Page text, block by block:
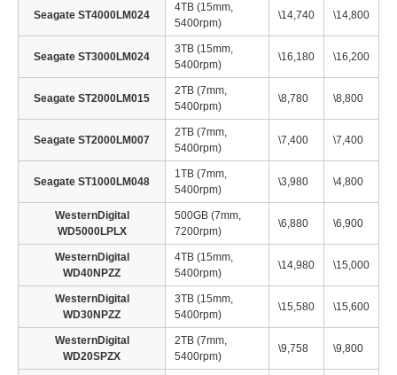
Seagate ST4000LM024
4TB (15mm,
5400rpm)
\14,740 \14,800
Seagate ST3000LM024
3TB (15mm,
5400rpm)
\16,180 \16,200
Seagate ST2000LM015
2TB (7mm,
5400rpm)
\8,780 \8,800
Seagate ST2000LM007
2TB (7mm,
5400rpm)
\7,400 \7,400
Seagate ST1000LM048
1TB (7mm,
5400rpm)
\3,980 \4,800
WesternDigital
WD5000LPLX
500GB (7mm,
7200rpm)
\6,880 \6,900
WesternDigital
WD40NPZZ
4TB (15mm,
5400rpm)
\14,980 \15,000
WesternDigital
WD30NPZZ
3TB (15mm,
5400rpm)
\15,580 \15,600
WesternDigital
WD20SPZX
2TB (7mm,
5400rpm)
\9,758 \9,800